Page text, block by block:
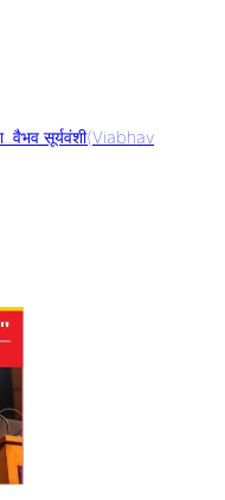
सूर्यवंशी(Viabhav